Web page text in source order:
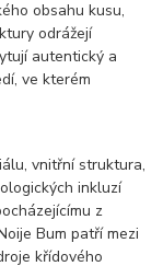
obsahu kusu,
odrážejí
autentický a
ve kterém
vnitřní struktura,
inkluzí
z
Bum patří mezi
křídového